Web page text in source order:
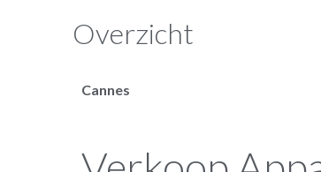
Overzicht
Cannes